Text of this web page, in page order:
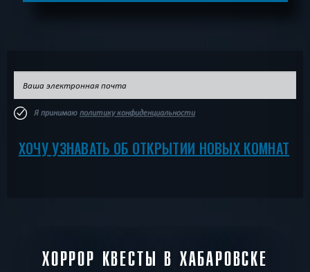
Я принимаю политику конфиденциальности
ХОЧУ УЗНАВАТЬ ОБ ОТКРЫТИИ НОВЫХ КОМНАТ
ХОРРОР КВЕСТЫ В ХАБАРОВСКЕ